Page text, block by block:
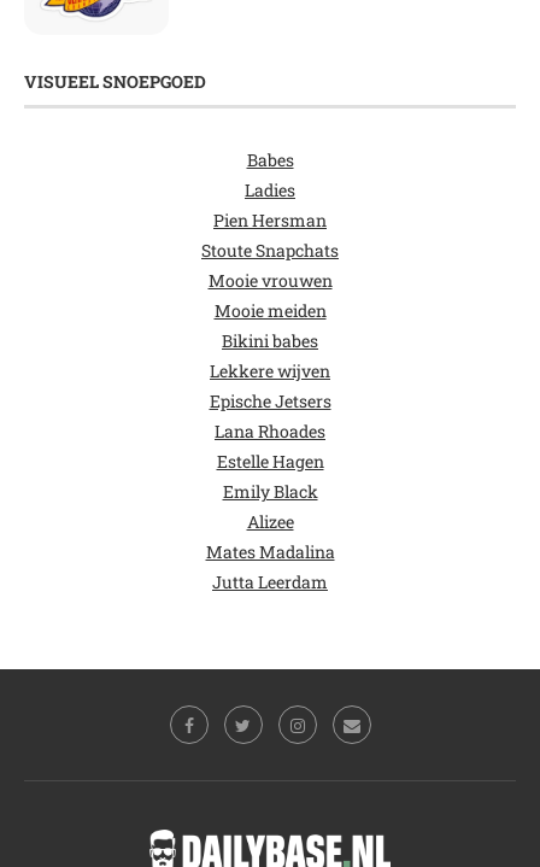
VISUEEL SNOEPGOED
Babes
Ladies
Pien Hersman
Stoute Snapchats
Mooie vrouwen
Mooie meiden
Bikini babes
Lekkere wijven
Epische Jetsers
Lana Rhoades
Estelle Hagen
Emily Black
Alizee
Mates Madalina
Jutta Leerdam